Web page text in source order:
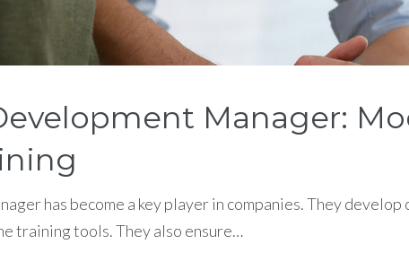
Manager:
has become a key player in companies. They
training tools. They also ensure…